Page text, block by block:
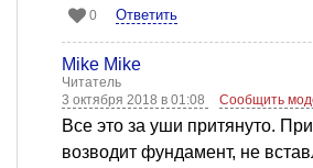
0 Ответить
Mike Mike
Читатель
3 октября 2018 в 01:08
Сообщить
Все это за уши притянуто.
возводит фундамент, не